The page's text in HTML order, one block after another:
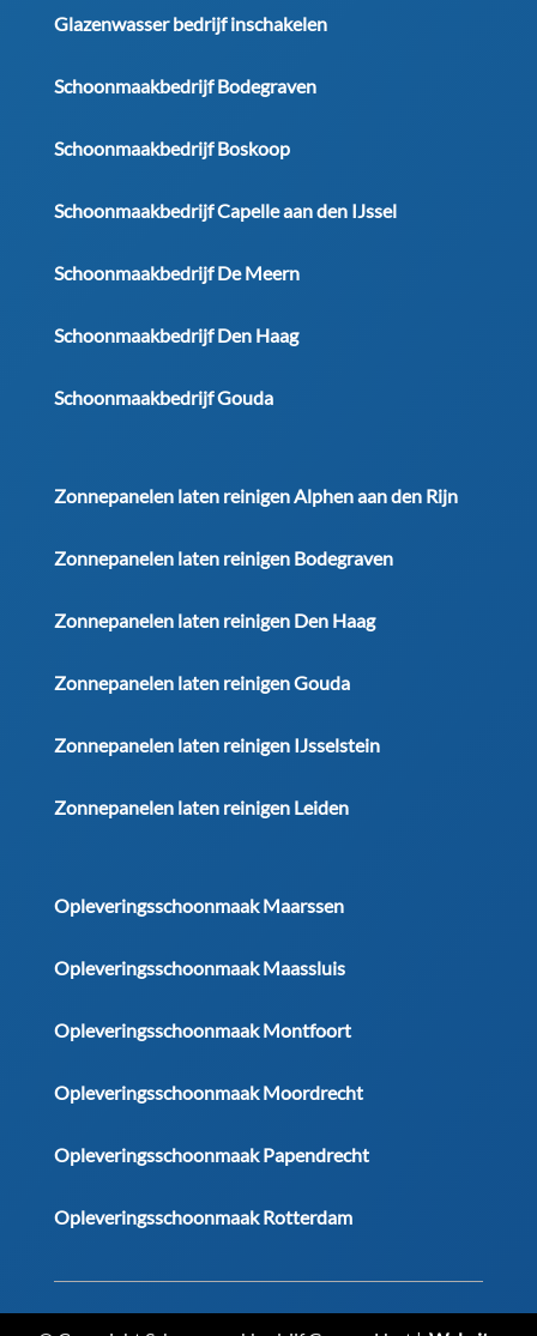
Glazenwasser bedrijf inschakelen
Schoonmaakbedrijf Bodegraven
Schoonmaakbedrijf Boskoop
Schoonmaakbedrijf Capelle aan den IJssel
Schoonmaakbedrijf De Meern
Schoonmaakbedrijf Den Haag
Schoonmaakbedrijf Gouda
Zonnepanelen laten reinigen Alphen aan den Rijn
Zonnepanelen laten reinigen Bodegraven
Zonnepanelen laten reinigen Den Haag
Zonnepanelen laten reinigen Gouda
Zonnepanelen laten reinigen IJsselstein
Zonnepanelen laten reinigen Leiden
Opleveringsschoonmaak Maarssen
Opleveringsschoonmaak Maassluis
Opleveringsschoonmaak Montfoort
Opleveringsschoonmaak Moordrecht
Opleveringsschoonmaak Papendrecht
Opleveringsschoonmaak Rotterdam